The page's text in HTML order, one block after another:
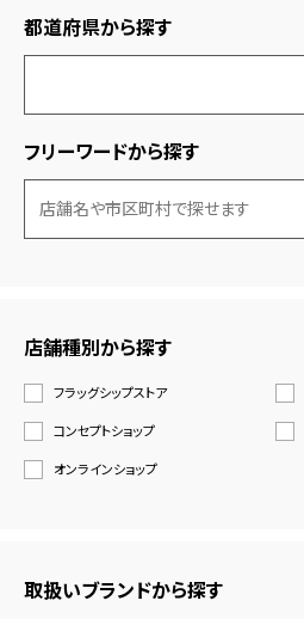
都道府県から探す
フリーワードから探す
店舗種別から探す
フラッグシップストア
コンセプトショップ
オンラインショップ
取扱いブランドから探す